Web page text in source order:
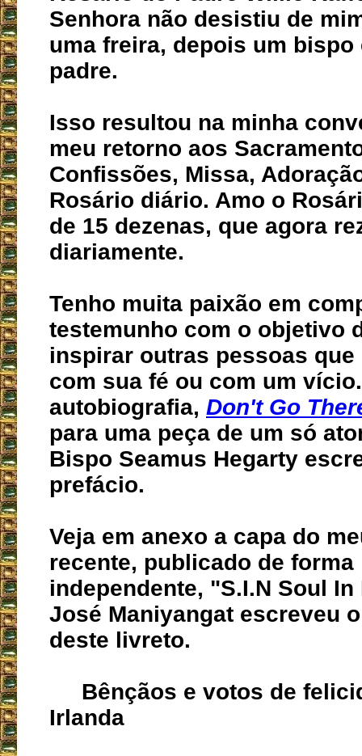
Senhora não desistiu de
uma freira, depois um bispo
padre.
Isso resultou na minha
meu retorno aos
Confissões, Missa,
Rosário diário. Amo o
de 15 dezenas, que agora
diariamente.
Tenho muita paixão em
testemunho com o objetivo
inspirar outras pessoas
com sua fé ou com um
autobiografia, Don't Go
para uma peça de um só
Bispo Seamus Hegarty
prefácio.
Veja em anexo a capa do
recente, publicado de forma
independente, "S.I.N Soul In
José Maniyangat escreveu
deste livreto.
Bênçãos e votos de
Irlanda